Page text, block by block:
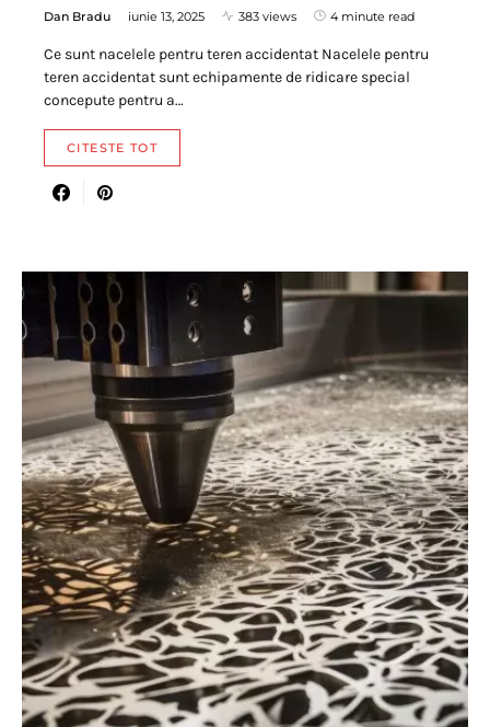
Dan Bradu iunie 13, 2025 383 views 4 minute read
Ce sunt nacelele pentru teren accidentat Nacelele pentru
teren accidentat sunt echipamente de ridicare special
concepute pentru a…
CITESTE TOT